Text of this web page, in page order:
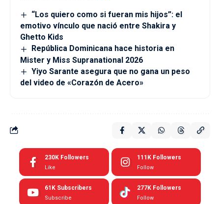
“Los quiero como si fueran mis hijos”: el
emotivo vínculo que nació entre Shakira y
Ghetto Kids
República Dominicana hace historia en
Mister y Miss Supranational 2026
Yiyo Sarante asegura que no gana un peso
del video de «Corazón de Acero»
230K Followers
Like
111K Followers
Follow
61K Subscribers
Subscribe
277K Followers
Follow